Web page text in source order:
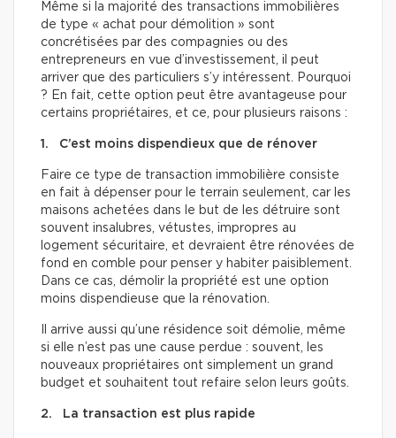
Même si la majorité des transactions immobilières
de type « achat pour démolition » sont
concrétisées par des compagnies ou des
entrepreneurs en vue d’investissement, il peut
arriver que des particuliers s’y intéressent. Pourquoi
? En fait, cette option peut être avantageuse pour
certains propriétaires, et ce, pour plusieurs raisons :
1. C’est moins dispendieux que de rénover
Faire ce type de transaction immobilière consiste
en fait à dépenser pour le terrain seulement, car les
maisons achetées dans le but de les détruire sont
souvent insalubres, vétustes, impropres au
logement sécuritaire, et devraient être rénovées de
fond en comble pour penser y habiter paisiblement.
Dans ce cas, démolir la propriété est une option
moins dispendieuse que la rénovation.
Il arrive aussi qu’une résidence soit démolie, même
si elle n’est pas une cause perdue : souvent, les
nouveaux propriétaires ont simplement un grand
budget et souhaitent tout refaire selon leurs goûts.
2. La transaction est plus rapide